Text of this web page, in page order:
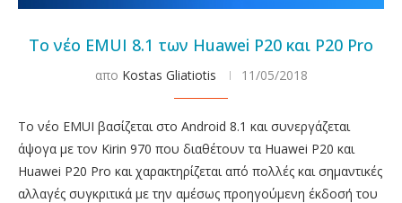
Το νέο EMUI 8.1 των Huawei P20 και P20 Pro
απο Kostas Gliatiotis 11/05/2018
Το νέο EMUI βασίζεται στο Android 8.1 και συνεργάζεται
άψογα με τον Kirin 970 που διαθέτουν τα Huawei P20 και
Huawei P20 Pro και χαρακτηρίζεται από πολλές και σημαντικές
αλλαγές συγκριτικά με την αμέσως προηγούμενη έκδοσή του